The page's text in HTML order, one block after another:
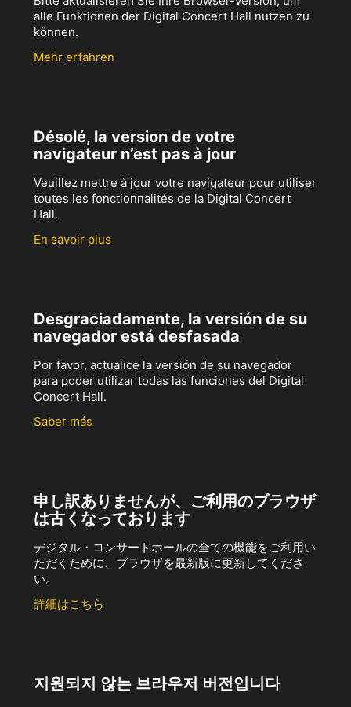
alle Funktionen der Digital Concert Hall nutzen zu
können.
Mehr erfahren
Désolé, la version de votre
navigateur n’est pas à jour
Veuillez mettre à jour votre navigateur pour utiliser
toutes les fonctionnalités de la Digital Concert
Hall.
En savoir plus
Desgraciadamente, la versión de su
navegador está desfasada
Por favor, actualice la versión de su navegador
para poder utilizar todas las funciones del Digital
Concert Hall.
Saber más
申し訳ありませんが、ご利用のブラウザ
は古くなっております
デジタル・コンサートホールの全ての機能をご利用い
ただくために、ブラウザを最新版に更新してくださ
い。
詳細はこちら
지원되지 않는 브라우저 버전입니다